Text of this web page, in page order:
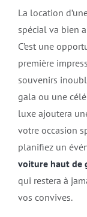
La location
spécial va bien
C’est une
première
souvenirs
gala ou une
luxe ajoutera
votre occasion
planifiez un
voiture haut de
qui restera à
vos convives.